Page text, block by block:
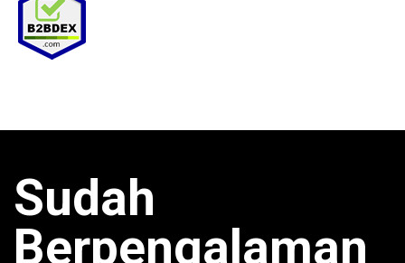
Sudah
Berpengalaman